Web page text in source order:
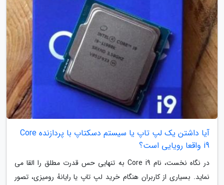
آیا داشتن یک لپ تاپ یا سیستم دسکتاپ با پردازنده Core
i9 واقعا رویایی است؟
در نگاه نخست، نام Core i9 به تنهایی حس قدرت مطلق را القا می
نماید. بسیاری از کاربران هنگام خرید لپ تاپ یا رایانهٔ رومیزی، تصور